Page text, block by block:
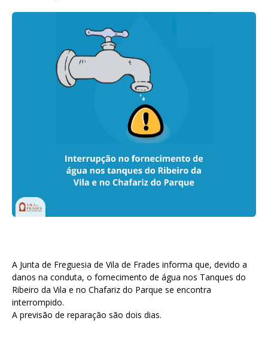
A Junta de Freguesia de Vila de Frades informa que, devido a
danos na conduta, o fornecimento de água nos Tanques do
Ribeiro da Vila e no Chafariz do Parque se encontra
interrompido.
A previsão de reparação são dois dias.